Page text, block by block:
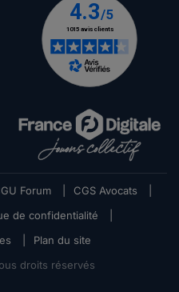
Forum CGS Avocats
de confidentialité
Plan du site
droits réservés